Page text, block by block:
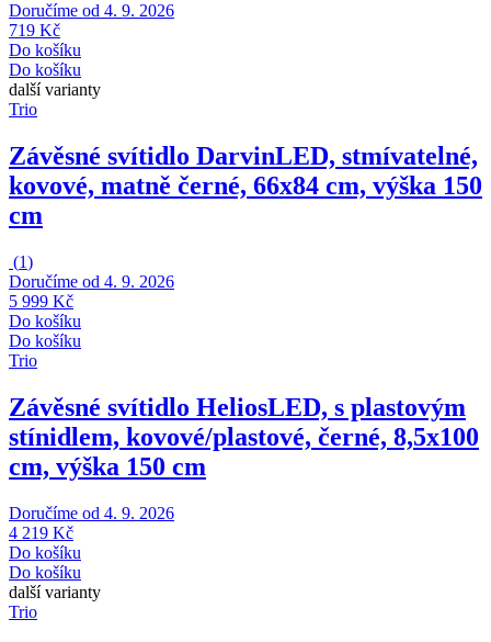
Doručíme od 4. 9. 2026
719 Kč
Do košíku
Do košíku
další varianty
Trio
Závěsné svítidlo DarvinLED, stmívatelné,
kovové, matně černé, 66x84 cm, výška 150
cm
(1)
Doručíme od 4. 9. 2026
5 999 Kč
Do košíku
Do košíku
Trio
Závěsné svítidlo HeliosLED, s plastovým
stínidlem, kovové/plastové, černé, 8,5x100
cm, výška 150 cm
Doručíme od 4. 9. 2026
4 219 Kč
Do košíku
Do košíku
další varianty
Trio